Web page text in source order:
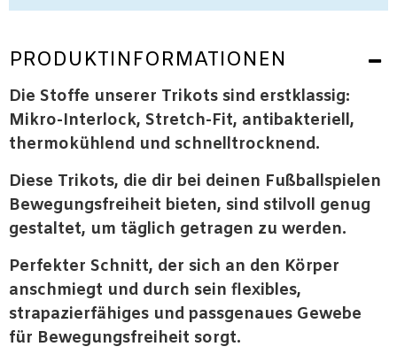
PRODUKTINFORMATIONEN
Die Stoffe unserer Trikots sind erstklassig:
Mikro-Interlock, Stretch-Fit, antibakteriell,
thermokühlend und schnelltrocknend.
Diese Trikots, die dir bei deinen Fußballspielen
Bewegungsfreiheit bieten, sind stilvoll genug
gestaltet, um täglich getragen zu werden.
Perfekter Schnitt, der sich an den Körper
anschmiegt und durch sein flexibles,
strapazierfähiges und passgenaues Gewebe
für Bewegungsfreiheit sorgt.